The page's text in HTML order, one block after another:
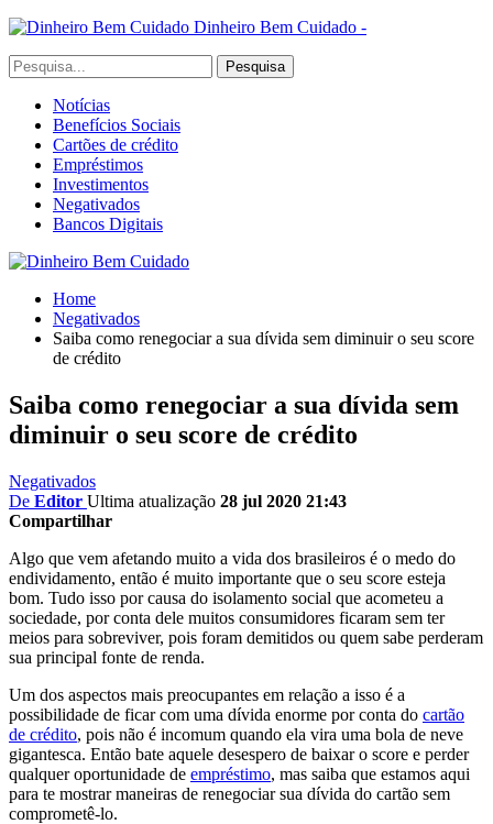
Dinheiro Bem Cuidado -
Notícias
Benefícios Sociais
Cartões de crédito
Empréstimos
Investimentos
Negativados
Bancos Digitais
Home
Negativados
Saiba como renegociar a sua dívida sem diminuir o seu score
de crédito
Saiba como renegociar a sua dívida sem
diminuir o seu score de crédito
Negativados
De Editor Ultima atualização 28 jul 2020 21:43
Compartilhar
Algo que vem afetando muito a vida dos brasileiros é o medo do
endividamento, então é muito importante que o seu score esteja
bom. Tudo isso por causa do isolamento social que acometeu a
sociedade, por conta dele muitos consumidores ficaram sem ter
meios para sobreviver, pois foram demitidos ou quem sabe perderam
sua principal fonte de renda.
Um dos aspectos mais preocupantes em relação a isso é a
possibilidade de ficar com uma dívida enorme por conta do cartão
de crédito, pois não é incomum quando ela vira uma bola de neve
gigantesca. Então bate aquele desespero de baixar o score e perder
qualquer oportunidade de empréstimo, mas saiba que estamos aqui
para te mostrar maneiras de renegociar sua dívida do cartão sem
comprometê-lo.